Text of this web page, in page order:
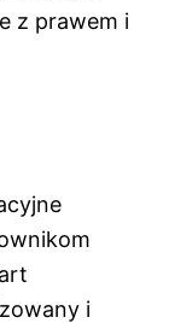
z prawem i
i